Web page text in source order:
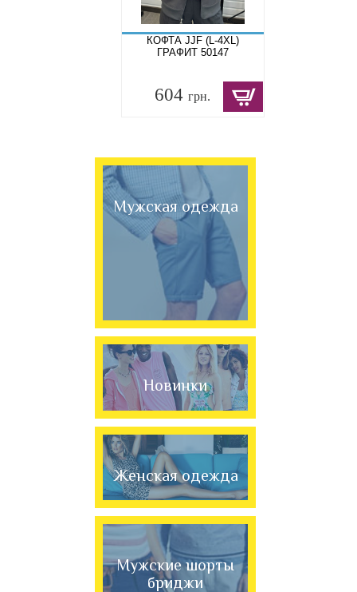
КОФТА JJF (L-4XL)
ГРАФИТ 50147
604 грн.
Мужская одежда
Новинки
Женская одежда
Мужские шорты
бриджи